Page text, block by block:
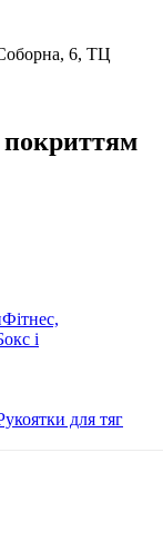
6, ТЦ
покриттям
Фітнес,
і
для тяг